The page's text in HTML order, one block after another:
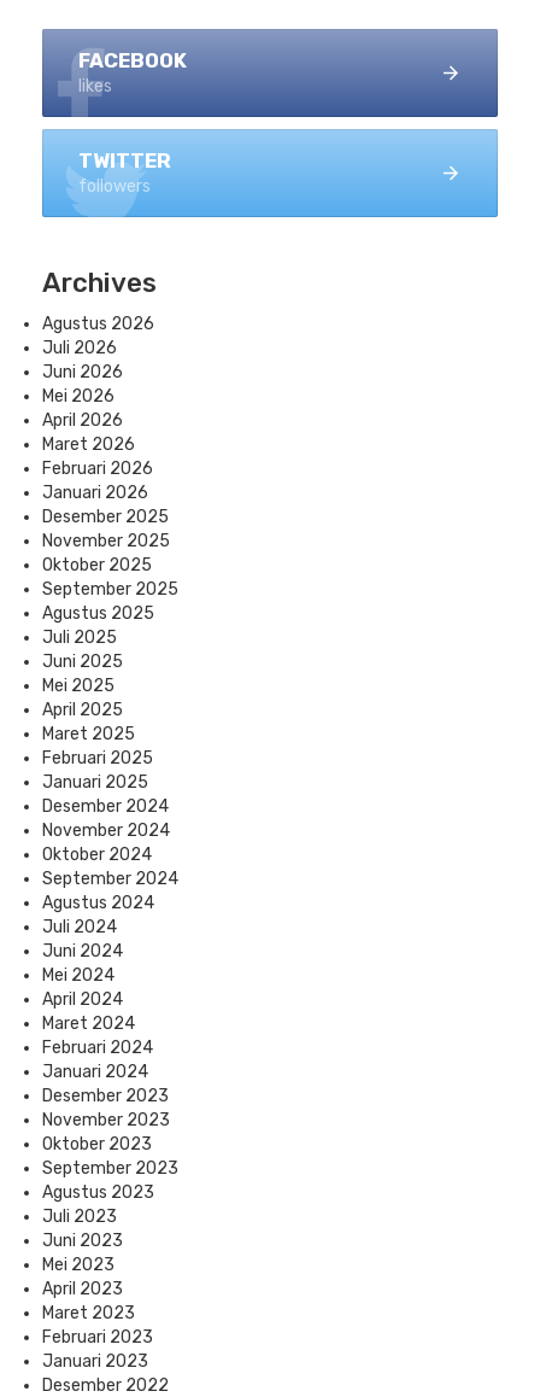
FACEBOOK
likes
TWITTER
followers
Archives
Agustus 2026
Juli 2026
Juni 2026
Mei 2026
April 2026
Maret 2026
Februari 2026
Januari 2026
Desember 2025
November 2025
Oktober 2025
September 2025
Agustus 2025
Juli 2025
Juni 2025
Mei 2025
April 2025
Maret 2025
Februari 2025
Januari 2025
Desember 2024
November 2024
Oktober 2024
September 2024
Agustus 2024
Juli 2024
Juni 2024
Mei 2024
April 2024
Maret 2024
Februari 2024
Januari 2024
Desember 2023
November 2023
Oktober 2023
September 2023
Agustus 2023
Juli 2023
Juni 2023
Mei 2023
April 2023
Maret 2023
Februari 2023
Januari 2023
Desember 2022